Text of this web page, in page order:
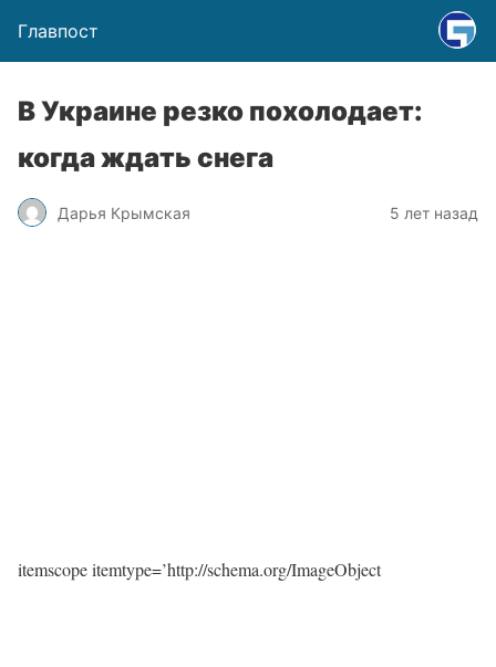
Главпост
В Украине резко похолодает:
когда ждать снега
Дарья Крымская 5 лет назад
itemscope itemtype=’http://schema.org/ImageObject